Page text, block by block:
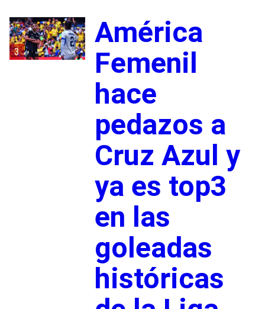
3
América
Femenil
hace
pedazos a
Cruz Azul y
ya es top3
en las
goleadas
históricas